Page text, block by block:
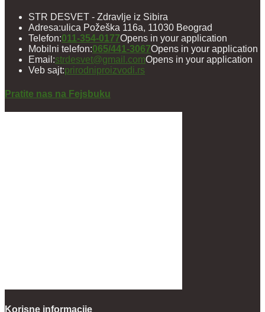
STR DESVET - Zdravlje iz Sibira
Adresa:ulica Požeška 116a, 11030 Beograd
Telefon:011-354-0177Opens in your application
Mobilni telefon:065/441-3067Opens in your application
Email:strdesvet@gmail.comOpens in your application
Veb sajt:prirodniproizvodi.rs
Pratite nas na Fejsbuku
Korisne informacije